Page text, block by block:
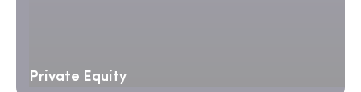
Private Equity